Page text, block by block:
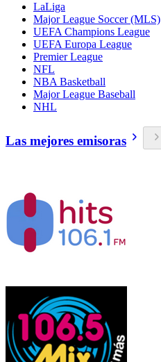
LaLiga
Major League Soccer (MLS)
UEFA Champions League
UEFA Europa League
Premier League
NFL
NBA Basketball
Major League Baseball
NHL
Las mejores emisoras